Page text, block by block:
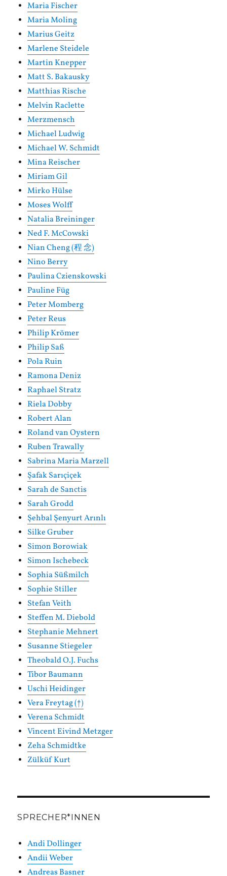
Maria Fischer
Maria Moling
Marius Geitz
Marlene Steidele
Martin Knepper
Matt S. Bakausky
Matthias Rische
Melvin Raclette
Merzmensch
Michael Ludwig
Michael W. Schmidt
Mina Reischer
Miriam Gil
Mirko Hülse
Moses Wolff
Natalia Breininger
Ned F. McCowski
Nian Cheng (程 念)
Nino Berry
Paulina Czienskowski
Pauline Füg
Peter Momberg
Peter Reus
Philip Krömer
Philip Saß
Pola Ruin
Ramona Deniz
Raphael Stratz
Riela Dobby
Robert Alan
Roland van Oystern
Ruben Trawally
Sabrina Maria Marzell
Şafak Sarıçiçek
Sarah de Sanctis
Sarah Grodd
Şehbal Şenyurt Arınlı
Silke Gruber
Simon Borowiak
Simon Ischebeck
Sophia Süßmilch
Sophie Stiller
Stefan Veith
Steffen M. Diebold
Stephanie Mehnert
Susanne Stiegeler
Theobald O.J. Fuchs
Tibor Baumann
Uschi Heidinger
Vera Freytag (†)
Verena Schmidt
Vincent Eivind Metzger
Zeha Schmidtke
Zülküf Kurt
SPRECHER*INNEN
Andi Dollinger
Andii Weber
Andreas Basner